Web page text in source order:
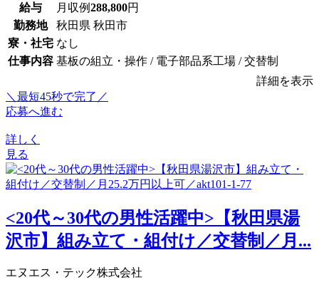
給与 月収例288,800円
勤務地
秋田県 秋田市
寮・社宅 なし
仕事内容 基板の組立・操作 / 電子部品系工場 / 交替制
詳細を表示
＼最短45秒で完了／
応募へ進む
詳しく
見る
<20代～30代の男性活躍中>【秋田県湯
沢市】組み立て・組付け／交替制／月...
エヌエス・テック株式会社